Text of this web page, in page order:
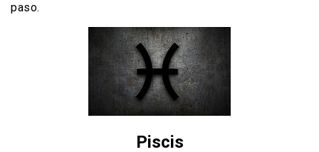
paso.
Piscis